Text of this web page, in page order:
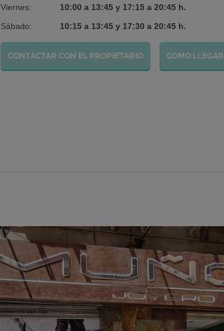
Viernes:
10:00 a 13:45 y 17:15 a 20:45 h.
Sábado:
10:15 a 13:45 y 17:30 a 20:45 h.
CONTACTAR CON EL PROPIETARIO COMO LLEGAR